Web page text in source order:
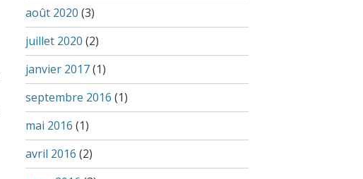
août 2020 (3)
juillet 2020 (2)
janvier 2017(1)
septembre 2016 (1)
mai 2016 (1)
avril 2016 (2)